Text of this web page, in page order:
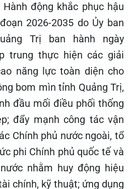
động khắc phục hậu
2026-2035 do Ủy ban
Trị ban hành ngày
trung thực hiện các giải
năng lực toàn diện cho
bom mìn tỉnh Quảng Trị,
đầu mối điều phối thống
đẩy mạnh công tác vận
Chính phủ nước ngoài, tổ
phi Chính phủ quốc tế và
nhằm huy động hiệu
chính, kỹ thuật; ứng dụng